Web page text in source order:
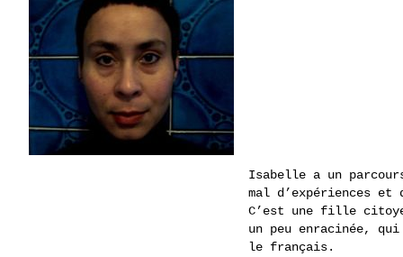
Isabelle a un
mal d’expériences et
C’est une fille
un peu enracinée,
le français.